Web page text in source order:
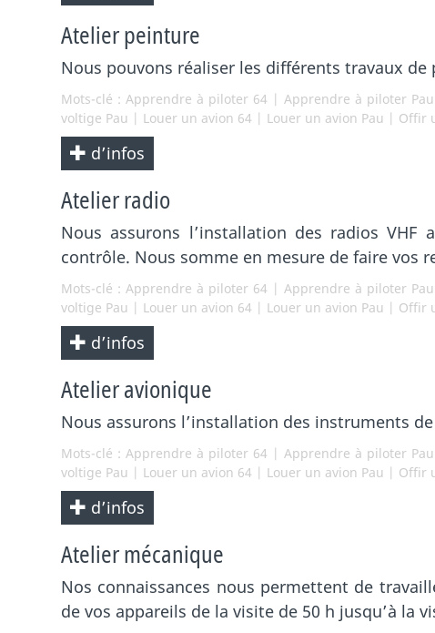
Atelier peinture
Nous pouvons réaliser les différents travaux
Mots-clé :Apprendre à piloter 64 |Apprendre à piloter Pau
voltige Pau | Louer un avion 64 | Louer un avion Pau | Offir
d’infos
Atelier radio
Nous assurons l’installation des radios
contrôle. Nous somme en mesure de faire vos
Mots-clé :Apprendre à piloter 64 |Apprendre à piloter Pau
voltige Pau | Louer un avion 64 | Louer un avion Pau | Offir
d’infos
Atelier avionique
Nous assurons l’installation des instruments
Mots-clé :Apprendre à piloter 64 |Apprendre à piloter Pau
voltige Pau | Louer un avion 64 | Louer un avion Pau | Offir
d’infos
Atelier mécanique
Nos connaissances nous permettent de
de vos appareils de la visite de 50 h jusqu’à la